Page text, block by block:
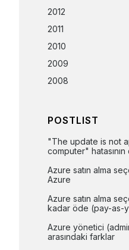
2012
2011
2010
2009
2008
POSTLIST
"The update is not
computer" hatasının
Azure satın alma
Azure
Azure satın alma
kadar öde (pay-as-
Azure yönetici
arasındaki farklar